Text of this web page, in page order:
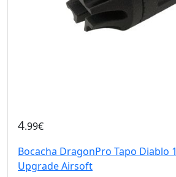
4.99€
Bocacha DragonPro Tapo Diablo
Upgrade Airsoft